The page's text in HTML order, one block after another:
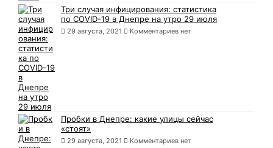
Три случая инфицирования: статистика
по COVID-19 в Днепре на утро 29 июля
29 августа, 2021 Комментариев нет
Пробки в Днепре: какие улицы сейчас
«стоят»
29 августа, 2021 Комментариев нет